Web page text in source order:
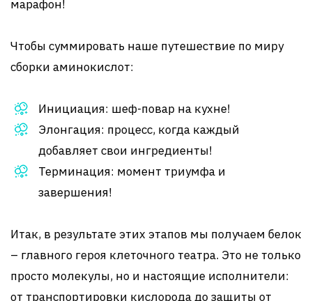
марафон!
Чтобы суммировать наше путешествие по миру
сборки аминокислот:
Инициация: шеф-повар на кухне!
Элонгация: процесс, когда каждый
добавляет свои ингредиенты!
Терминация: момент триумфа и
завершения!
Итак, в результате этих этапов мы получаем белок
– главного героя клеточного театра. Это не только
просто молекулы, но и настоящие исполнители:
от транспортировки кислорода до защиты от